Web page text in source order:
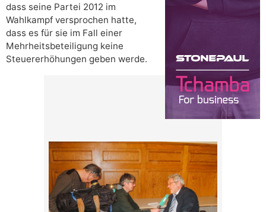
dass seine Partei 2012 im
Wahlkampf versprochen hatte,
dass es für sie im Fall einer
Mehrheitsbeteiligung keine
Steuererhöhungen geben werde.